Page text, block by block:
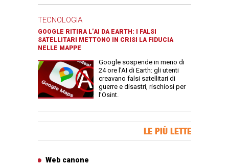
TECNOLOGIA
GOOGLE RITIRA L’AI DA EARTH: I FALSI
SATELLITARI METTONO IN CRISI LA FIDUCIA
NELLE MAPPE
Google sospende in meno di
24 ore l’AI di Earth: gli utenti
creavano falsi satellitari di
guerre e disastri, rischiosi per
l’Osint.
LE PIÙ LETTE
Web canone